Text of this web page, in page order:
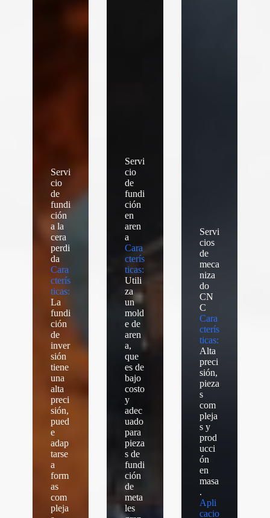
Servi
cio
de
fundi
ción
a la
cera
perdi
da
Cara
cterís
ticas:
La
fundi
ción
de
inver
sión
tiene
una
alta
preci
sión,
pued
e
adap
tarse
a
form
as
com
pleja
Servi
cio
de
fundi
ción
en
aren
a
Cara
cterís
ticas:
Utili
za
un
mold
e de
aren
a,
que
es de
bajo
costo
y
adec
uado
para
pieza
s de
fundi
ción
de
meta
les
Servi
cios
de
meca
niza
do
CN
C
Cara
cterís
ticas:
Alta
preci
sión,
pieza
s
com
pleja
s y
prod
ucci
ón
en
masa
.
Apli
cacio